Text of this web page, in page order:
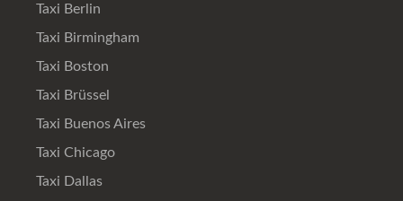
Taxi Berlin
Taxi Birmingham
Taxi Boston
Taxi Brüssel
Taxi Buenos Aires
Taxi Chicago
Taxi Dallas